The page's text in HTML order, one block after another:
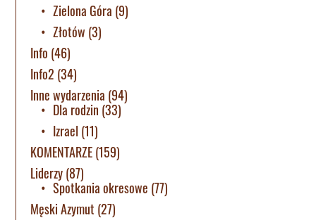
Zielona Góra (9)
Złotów (3)
Info (46)
Info2 (34)
Inne wydarzenia (94)
Dla rodzin (33)
Izrael (11)
KOMENTARZE(159)
Liderzy(87)
Spotkania okresowe (77)
Męski Azymut (27)